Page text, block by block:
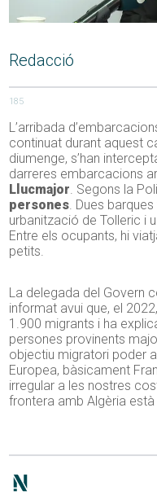
Redacció
185
L’arribada
continuat durant aquest
diumenge, s’han
darreres embarcacions
Llucmajor. Segons la
persones. Dues
urbanització de Tolleric i
Entre els ocupants, hi
petits.
La delegada del Govern
informat avui que, el
1.900 migrants i ha
persones provinents
objectiu migratori poder
Europea, bàsicament
irregular a les nostres
frontera amb Algèria està